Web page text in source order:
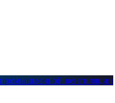
вентиляции